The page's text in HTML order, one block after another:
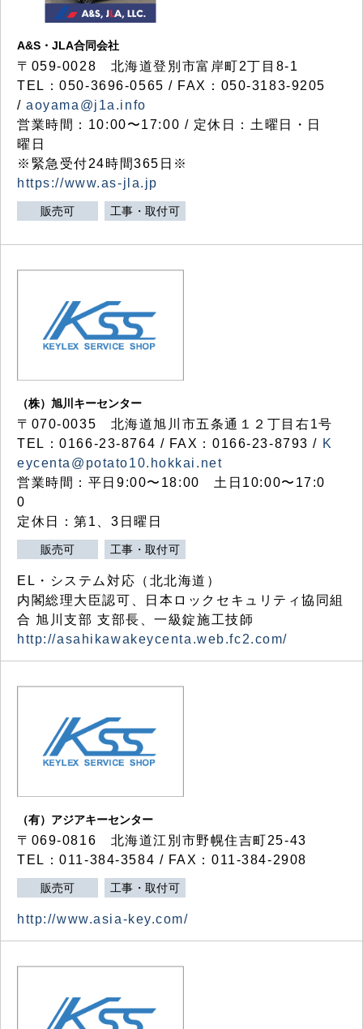
A&S・JLA合同会社
〒 059-0028 北海道登別市富岸町2丁目 8-1
TEL：050-3696-0565 / FAX：050-3183-9205
/aoyama@j1a.info
営業時間：10:00〜17:00 / 定休日：土曜日・日
曜日
※緊急受付24時間365日※
https://www.as-jla.jp
販売可 工事・取付可
（株）旭川キーセンター
〒070-0035 北海道旭川市五条通１２丁目右1号
TEL：0166-23-8764 / FAX：0166-23-8793 / K
eycenta@potato10.hokkai.net
営業時間：平日9:00〜18:00 土日10:00〜17:0
0
定休日：第1、3日曜日
販売可 工事・取付可
EL・システム対応（北北海道）
内閣総理大臣認可、日本ロックセキュリティ協同組
合 旭川支部 支部長、一級錠施工技師
http://asahikawakeycenta.web.fc2.com/
（有）アジアキーセンター
〒069-0816 北海道江別市野幌住吉町25-43
TEL：011-384-3584 / FAX：011-384-2908
販売可 工事・取付可
http://www.asia-key.com/